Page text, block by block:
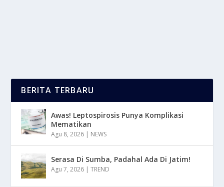
BERITA TERBARU
Awas! Leptospirosis Punya Komplikasi
Mematikan
Agu 8, 2026 | NEWS
Serasa Di Sumba, Padahal Ada Di Jatim!
Agu 7, 2026 |TREND